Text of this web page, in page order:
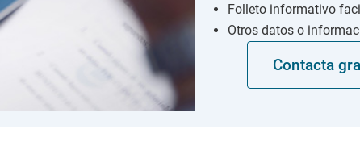
Folleto informativo
Otros datos o
Contacta